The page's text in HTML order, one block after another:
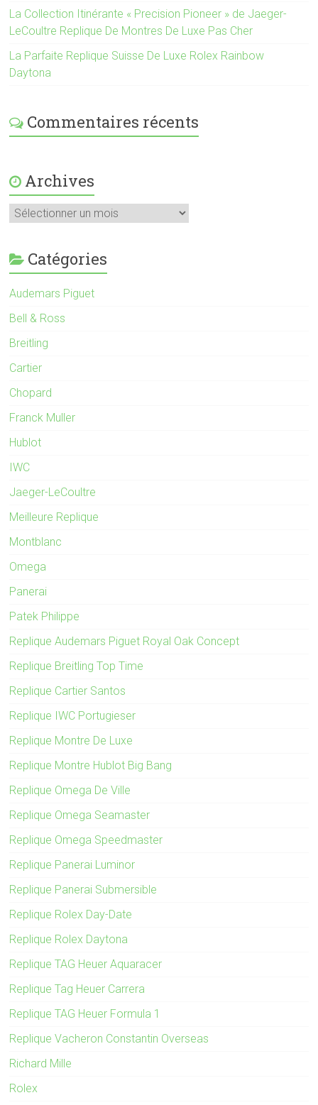
La Collection Itinérante « Precision Pioneer » de Jaeger-
LeCoultre Replique De Montres De Luxe Pas Cher
La Parfaite Replique Suisse De Luxe Rolex Rainbow
Daytona
Commentaires récents
Archives
Catégories
Audemars Piguet
Bell & Ross
Breitling
Cartier
Chopard
Franck Muller
Hublot
IWC
Jaeger-LeCoultre
Meilleure Replique
Montblanc
Omega
Panerai
Patek Philippe
Replique Audemars Piguet Royal Oak Concept
Replique Breitling Top Time
Replique Cartier Santos
Replique IWC Portugieser
Replique Montre De Luxe
Replique Montre Hublot Big Bang
Replique Omega De Ville
Replique Omega Seamaster
Replique Omega Speedmaster
Replique Panerai Luminor
Replique Panerai Submersible
Replique Rolex Day-Date
Replique Rolex Daytona
Replique TAG Heuer Aquaracer
Replique Tag Heuer Carrera
Replique TAG Heuer Formula 1
Replique Vacheron Constantin Overseas
Richard Mille
Rolex